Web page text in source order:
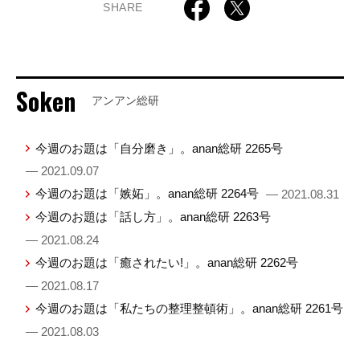
SHARE
Soken アンアン総研
今週のお題は「自分磨き」。anan総研 2265号
— 2021.09.07
今週のお題は「嫉妬」。anan総研 2264号 — 2021.08.31
今週のお題は「話し方」。anan総研 2263号
— 2021.08.24
今週のお題は「癒されたい!」。anan総研 2262号
— 2021.08.17
今週のお題は「私たちの整理整頓術」。anan総研 2261号
— 2021.08.03